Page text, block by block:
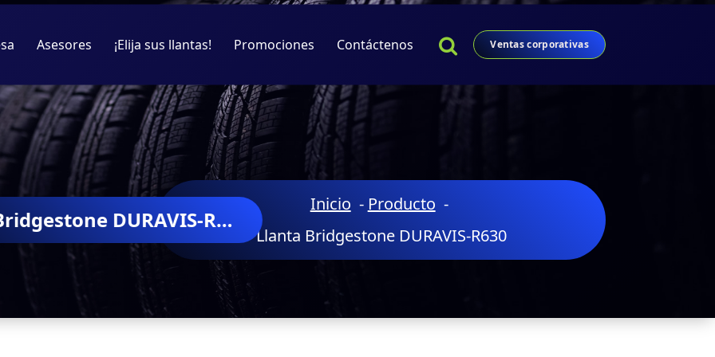
Asesores ¡Elija sus llantas! Promociones Contáctenos Ventas corporativas
Llanta Bridgestone DURAVIS-R630
Inicio - Producto -
Llanta Bridgestone DURAVIS-R630